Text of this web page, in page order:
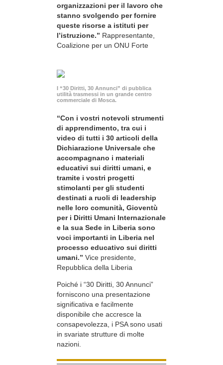
organizzazioni per il lavoro che
stanno svolgendo per fornire
queste risorse a istituti per
l’istruzione.” Rappresentante,
Coalizione per un ONU Forte
I “30 Diritti, 30 Annunci” di pubblica
utilità trasmessi in un grande centro
commerciale di Mosca.
“Con i vostri notevoli strumenti
di apprendimento, tra cui i
video di tutti i 30 articoli della
Dichiarazione Universale che
accompagnano i materiali
educativi sui diritti umani, e
tramite i vostri progetti
stimolanti per gli studenti
destinati a ruoli di leadership
nelle loro comunità, Gioventù
per i Diritti Umani Internazionale
e la sua Sede in Liberia sono
voci importanti in Liberia nel
processo educativo sui diritti
umani.” Vice presidente,
Repubblica della Liberia
Poiché i “30 Diritti, 30 Annunci”
forniscono una presentazione
significativa e facilmente
disponibile che accresce la
consapevolezza, i PSA sono usati
in svariate strutture di molte
nazioni.